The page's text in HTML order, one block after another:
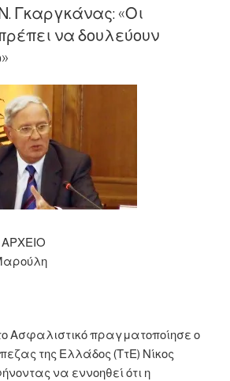
Γκαργκάνας: «Οι
να δουλεύουν
Ασφαλιστικό πραγματοποίησε ο
της Ελλάδος (ΤτΕ) Νίκος
να εννοηθεί ότι η